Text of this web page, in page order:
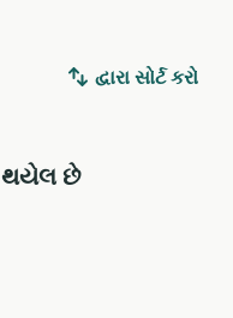
દ્વારા સોર્ટ કરો
થયેલ છે